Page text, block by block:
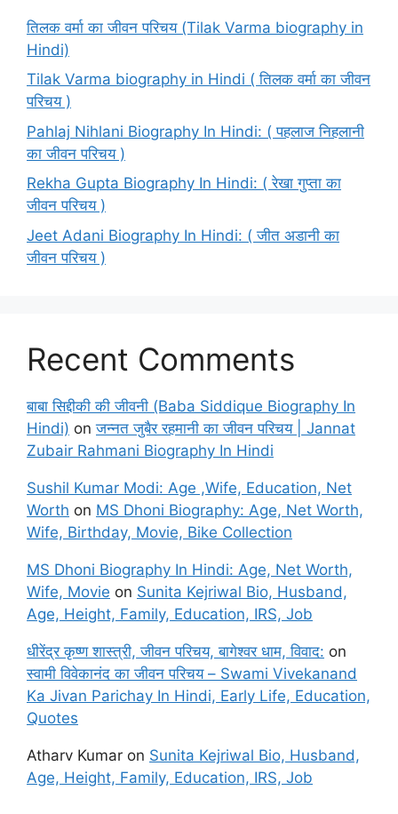
तिलक वर्मा का जीवन परिचय (Tilak Varma biography in
Hindi)
Tilak Varma biography in Hindi ( तिलक वर्मा का जीवन
परिचय )
Pahlaj Nihlani Biography In Hindi: ( पहलाज निहलानी
का जीवन परिचय )
Rekha Gupta Biography In Hindi: ( रेखा गुप्ता का
जीवन परिचय )
Jeet Adani Biography In Hindi: ( जीत अडानी का
जीवन परिचय )
Recent Comments
बाबा सिद्दीकी की जीवनी (Baba Siddique Biography In
Hindi) onजन्नत जुबैर रहमानी का जीवन परिचय | Jannat
Zubair Rahmani Biography In Hindi
Sushil Kumar Modi: Age ,Wife, Education, Net
Worth on MS Dhoni Biography: Age, Net Worth,
Wife, Birthday, Movie, Bike Collection
MS Dhoni Biography In Hindi: Age, Net Worth,
Wife, Movie on Sunita Kejriwal Bio, Husband,
Age, Height, Family, Education, IRS, Job
धीरेंद्र कृष्ण शास्त्री, जीवन परिचय, बागेश्वर धाम, विवाद: on
स्वामी विवेकानंद का जीवन परिचय – Swami Vivekanand
Ka Jivan Parichay In Hindi, Early Life, Education,
Quotes
Atharv Kumar on Sunita Kejriwal Bio, Husband,
Age, Height, Family, Education, IRS, Job